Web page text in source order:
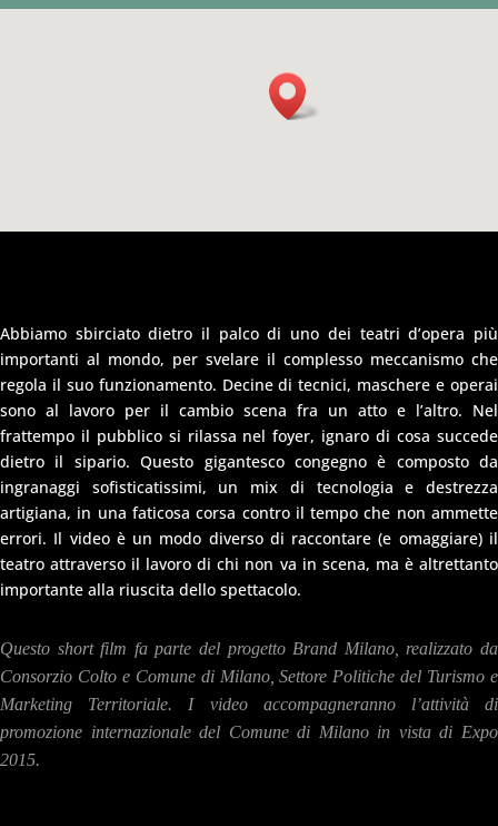
Abbiamo sbirciato dietro il palco di uno dei teatri d’opera più
importanti al mondo, per svelare il complesso meccanismo che
regola il suo funzionamento. Decine di tecnici, maschere e operai
sono al lavoro per il cambio scena fra un atto e l’altro. Nel
frattempo il pubblico si rilassa nel foyer, ignaro di cosa succede
dietro il sipario. Questo gigantesco congegno è composto da
ingranaggi sofisticatissimi, un mix di tecnologia e destrezza
artigiana, in una faticosa corsa contro il tempo che non ammette
errori. Il video è un modo diverso di raccontare (e omaggiare) il
teatro attraverso il lavoro di chi non va in scena, ma è altrettanto
importante alla riuscita dello spettacolo.
Questo short film fa parte del progetto Brand Milano, realizzato da
Consorzio Colto e Comune di Milano, Settore Politiche del Turismo e
Marketing Territoriale. I video accompagneranno l’attività di
promozione internazionale del Comune di Milano in vista di Expo
2015.